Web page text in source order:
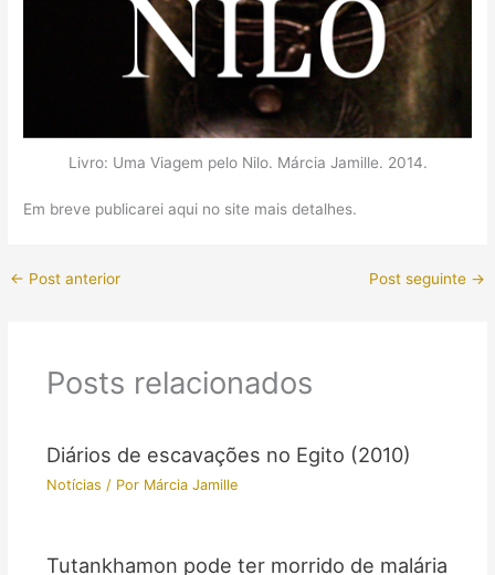
Livro: Uma Viagem pelo Nilo. Márcia Jamille. 2014.
Em breve publicarei aqui no site mais detalhes.
← Post anterior Post seguinte →
Posts relacionados
Diários de escavações no Egito (2010)
Notícias / Por Márcia Jamille
Tutankhamon pode ter morrido de malária